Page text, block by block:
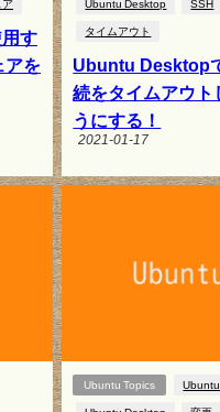
ア
す
アを
Ubuntu Desktop SSH
タイムアウト
Ubuntu Desktop
続をタイムアウト
うにする！
2021-01-17
Ubuntu Topics Ubuntu